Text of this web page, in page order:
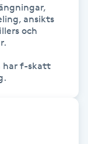
ansikts
och
har f-skatt